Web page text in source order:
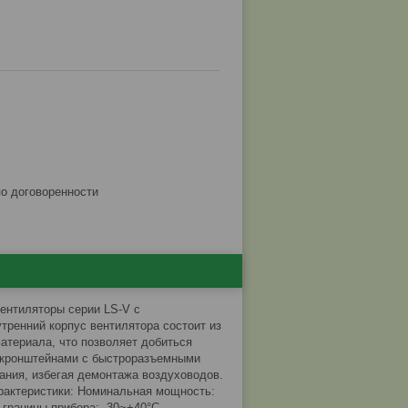
договоренности
серии LS-V с
корпус вентилятора состоит из
что позволяет добиться
с быстроразъемными
избегая демонтажа воздуховодов.
Номинальная мощность: